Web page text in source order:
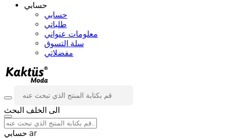
حسابي
حسابي
طلباتي
معلومات عنواني
سلة التسوق
مفضلاتي
الى الخلف البحث
ar